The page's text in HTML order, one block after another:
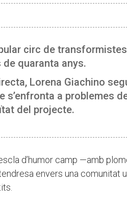
circ de
quaranta anys.
Lorena Giachino
s’enfronta a problemes
del projecte.
d’humor camp —amb
envers una comunitat